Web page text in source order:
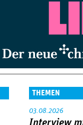
THEMEN
03.08.2026